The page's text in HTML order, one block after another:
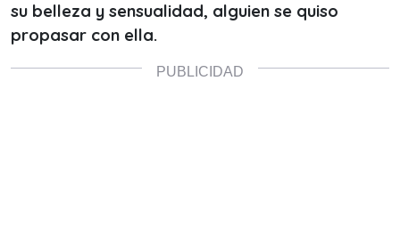
su belleza y sensualidad, alguien se quiso
propasar con ella.